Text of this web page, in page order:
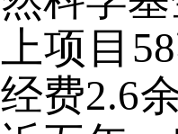
上项目
经费2.6